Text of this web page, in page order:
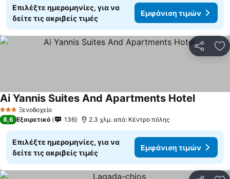
Επιλέξτε ημερομηνίες, για να
δείτε τις ακριβείς τιμές
Εμφάνιση τιμών
3 ΑστέριαΞενοδοχείο
Ai Yannis Suites And Apartments Hotel
8,6 Εξαιρετικό 136 2.3 χλμ. από: Κέντρο πόλης
Επιλέξτε ημερομηνίες, για να
δείτε τις ακριβείς τιμές
Εμφάνιση τιμών